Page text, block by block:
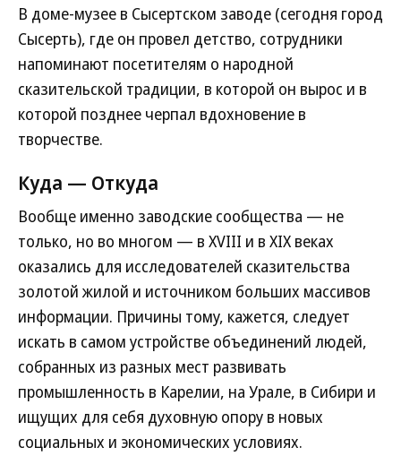
В доме-музее в Сысертском заводе (сегодня город
Сысерть), где он провел детство, сотрудники
напоминают посетителям о народной
сказительской традиции, в которой он вырос и в
которой позднее черпал вдохновение в
творчестве.
Куда — Откуда
Вообще именно заводские сообщества — не
только, но во многом — в XVIII и в XIX веках
оказались для исследователей сказительства
золотой жилой и источником больших массивов
информации. Причины тому, кажется, следует
искать в самом устройстве объединений людей,
собранных из разных мест развивать
промышленность в Карелии, на Урале, в Сибири и
ищущих для себя духовную опору в новых
социальных и экономических условиях.